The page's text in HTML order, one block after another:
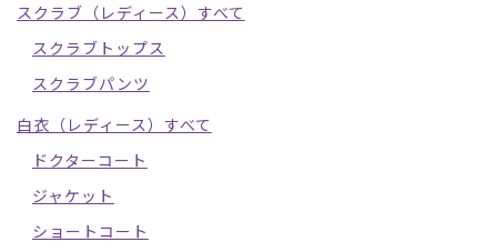
スクラブ（レディース）すべて
スクラブトップス
スクラブパンツ
白衣（レディース）すべて
ドクターコート
ジャケット
ショートコート